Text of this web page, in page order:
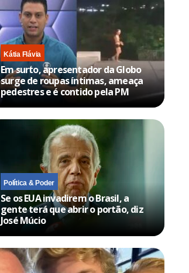
Kátia Flávia
Em surto, apresentador da Globo
surge de roupas íntimas, ameaça
pedestres e é contido pela PM
Política & Poder
Se os EUA invadirem o Brasil, a
gente terá que abrir o portão, diz
José Múcio